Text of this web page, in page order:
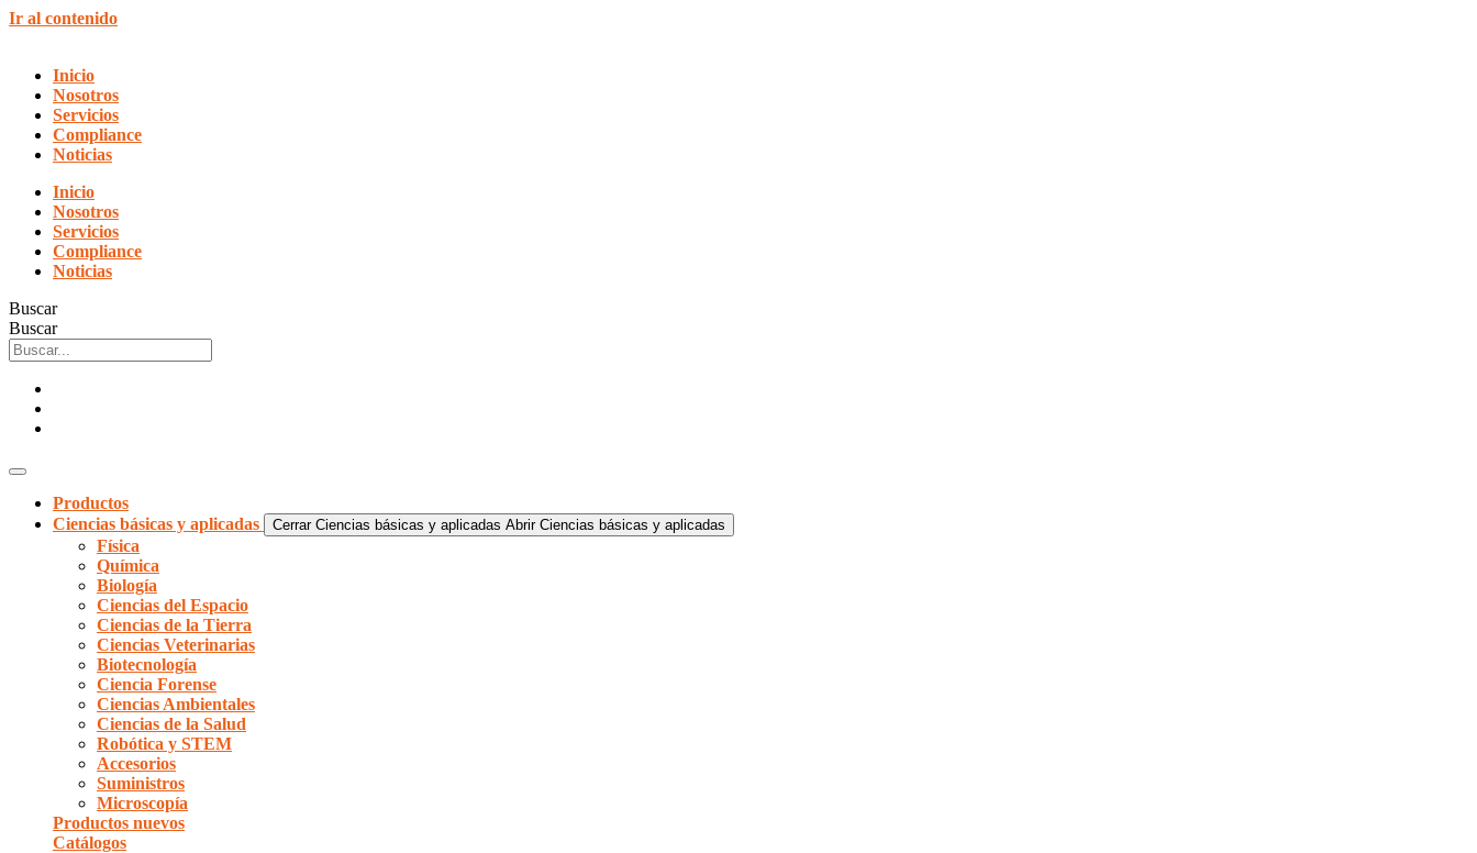
Ir al contenido
Inicio
Nosotros
Servicios
Compliance
Noticias
Inicio
Nosotros
Servicios
Compliance
Noticias
Buscar
Buscar
Productos
Ciencias básicas y aplicadas
Cerrar Ciencias básicas y aplicadas Abrir Ciencias básicas y aplicadas
Física
Química
Biología
Ciencias del Espacio
Ciencias de la Tierra
Ciencias Veterinarias
Biotecnología
Ciencia Forense
Ciencias Ambientales
Ciencias de la Salud
Robótica y STEM
Accesorios
Suministros
Microscopía
Productos nuevos
Catálogos